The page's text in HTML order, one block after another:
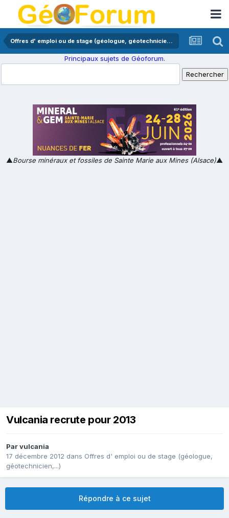
Offres d' emploi ou de stage (géologue, géotechnicien,...)
Principaux sujets de Géoforum.
▲Bourse minéraux et fossiles de Sainte Marie aux Mines (Alsace)▲
Vulcania recrute pour 2013
Parvulcania
17 décembre 2012 dans Offres d' emploi ou de stage (géologue,
géotechnicien,...)
Répondre à ce sujet